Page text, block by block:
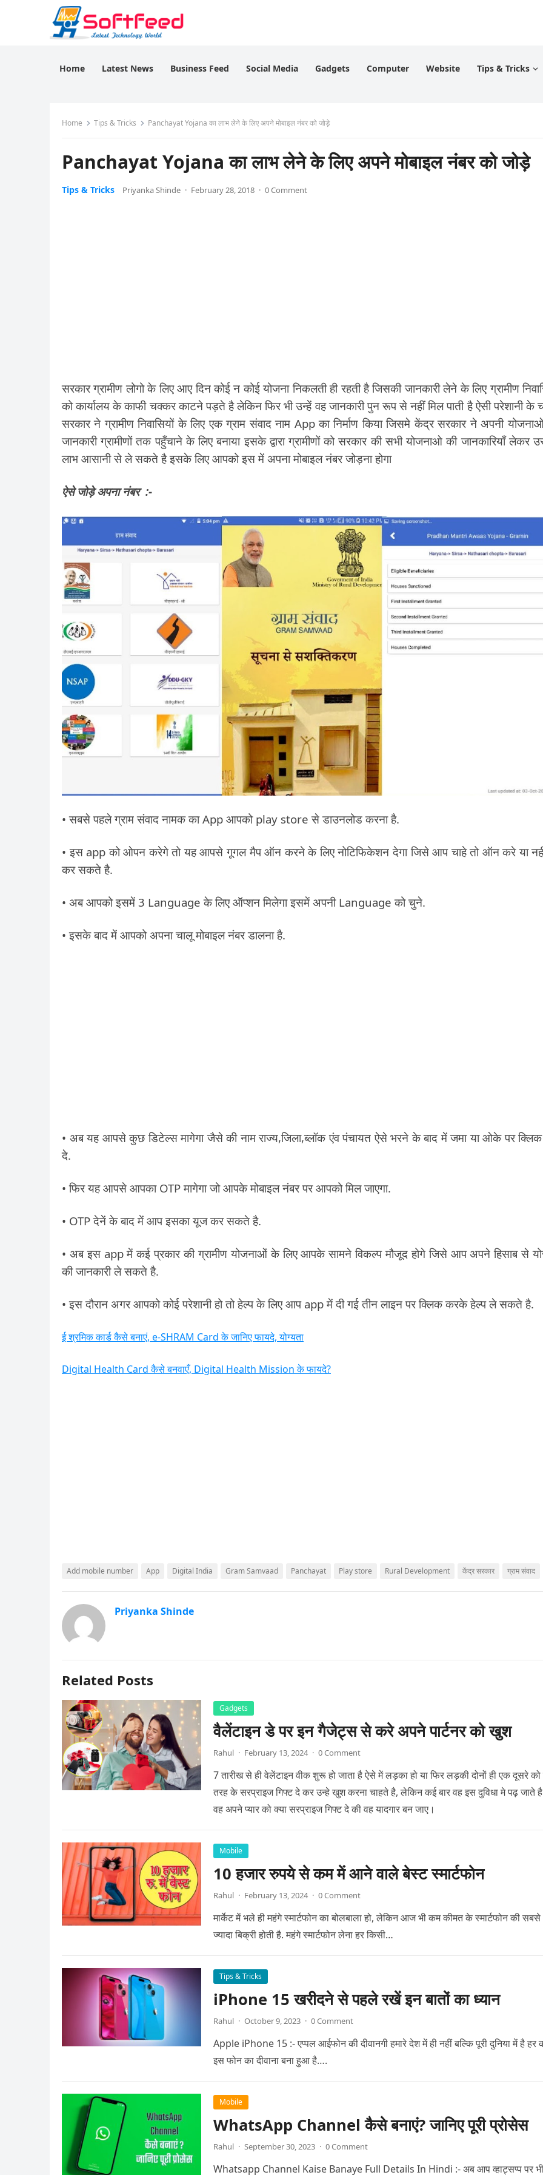
Home Latest News Business Feed Social Media Gadgets Computer Website Tips & Tricks
Home Tips & Tricks Panchayat Yojana का लाभ लेने के लिए अपने मोबाइल नंबर को जोड़े
Panchayat Yojana का लाभ लेने के लिए अपने मोबाइल नंबर को जोड़े
Tips & Tricks Priyanka Shinde · February 28, 2018 · 0 Comment
सरकार ग्रामीण लोगो के लिए आए दिन कोई न कोई योजना निकलती ही रहती है जिसकी जानकारी लेने के लिए ग्रामीण
को कार्यालय के काफी चक्कर काटने पड़ते है लेकिन फिर भी उन्हें वह जानकारी पुन रूप से नहीं मिल पाती है ऐसी परेशानी के
सरकार ने ग्रामीण निवासियों के लिए एक ग्राम संवाद नाम App का निर्माण किया जिसमे केंद्र सरकार ने अपनी
जानकारी ग्रामीणों तक पहुँचाने के लिए बनाया इसके द्वारा ग्रामीणों को सरकार की सभी योजनाओ की जानकारियाँ लेकर
लाभ आसानी से ले सकते है इसके लिए आपको इस में अपना मोबाइल नंबर जोड़ना होगा
ऐसे जोड़े अपना नंबर :-
• सबसे पहले ग्राम संवाद नामक का App आपको play store से डाउनलोड करना है.
• इस app को ओपन करेगे तो यह आपसे गूगल मैप ऑन करने के लिए नोटिफिकेशन देगा जिसे आप चाहे तो ऑन करे या
कर सकते है.
• अब आपको इसमें 3 Language के लिए ऑप्शन मिलेगा इसमें अपनी Language को चुने.
• इसके बाद में आपको अपना चालू मोबाइल नंबर डालना है.
• अब यह आपसे कुछ डिटेल्स मागेगा जैसे की नाम राज्य,जिला,ब्लॉक एंव पंचायत ऐसे भरने के बाद में जमा या ओके पर
दे.
• फिर यह आपसे आपका OTP मागेगा जो आपके मोबाइल नंबर पर आपको मिल जाएगा.
• OTP देनें के बाद में आप इसका यूज कर सकते है.
• अब इस app में कई प्रकार की ग्रामीण योजनाओं के लिए आपके सामने विकल्प मौजूद होगे जिसे आप अपने हिसाब से
की जानकारी ले सकते है.
• इस दौरान अगर आपको कोई परेशानी हो तो हेल्प के लिए आप app में दी गई तीन लाइन पर क्लिक करके हेल्प ले सकते है.
ई श्रमिक कार्ड कैसे बनाएं, e-SHRAM Card के जानिए फायदे, योग्यता
Digital Health Card कैसे बनवाएँ, Digital Health Mission के फायदे?
Add mobile number App Digital India Gram Samvaad Panchayat Play store Rural Development केंद्र सरकार ग्राम संवाद
Priyanka Shinde
Related Posts
Gadgets
वैलेंटाइन डे पर इन गैजेट्स से करे अपने पार्टनर को खुश
Rahul · February 13, 2024 · 0 Comment
7 तारीख से ही वेलेंटाइन वीक शुरू हो जाता है ऐसे में लड़का हो या फिर लड़की दोनों ही एक दूसरे
तरह के सरप्राइज गिफ्ट दे कर उन्हे खुश करना चाहते है, लेकिन कई बार वह इस दुविधा मे पढ़ जाते
वह अपने प्यार को क्या सरप्राइज गिफ्ट दे की वह यादगार बन जाए।
Mobile
10 हजार रुपये से कम में आने वाले बेस्ट स्मार्टफोन
Rahul · February 13, 2024 · 0 Comment
मार्केट में भले ही महंगे स्मार्टफोन का बोलबाला हो, लेकिन आज भी कम कीमत के स्मार्टफोन की सबसे
ज्यादा बिक्री होती है. महंगे स्मार्टफोन लेना हर किसी…
Tips & Tricks
iPhone 15 खरीदने से पहले रखें इन बातों का ध्यान
Rahul · October 9, 2023 · 0 Comment
Apple iPhone 15 :- एप्पल आईफोन की दीवानगी हमारे देश में ही नहीं बल्कि पूरी दुनिया में है हर
इस फोन का दीवाना बना हुआ है….
Mobile
WhatsApp Channel कैसे बनाएं? जानिए पूरी प्रोसेस
Rahul · September 30, 2023 · 0 Comment
Whatsapp Channel Kaise Banaye Full Details In Hindi :- अब आप व्हाट्सप्प पर भी